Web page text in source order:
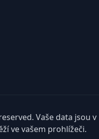
Vaše data jsou v
ve vašem prohlížeči.